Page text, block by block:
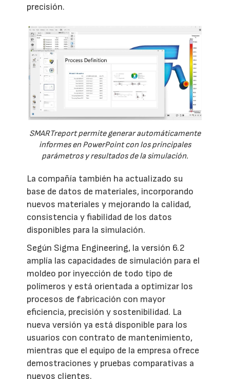
precisión.
SMARTreport permite generar automáticamente
informes en PowerPoint con los principales
parámetros y resultados de la simulación.
La compañía también ha actualizado su
base de datos de materiales, incorporando
nuevos materiales y mejorando la calidad,
consistencia y fiabilidad de los datos
disponibles para la simulación.
Según Sigma Engineering, la versión 6.2
amplía las capacidades de simulación para el
moldeo por inyección de todo tipo de
polímeros y está orientada a optimizar los
procesos de fabricación con mayor
eficiencia, precisión y sostenibilidad. La
nueva versión ya está disponible para los
usuarios con contrato de mantenimiento,
mientras que el equipo de la empresa ofrece
demostraciones y pruebas comparativas a
nuevos clientes.